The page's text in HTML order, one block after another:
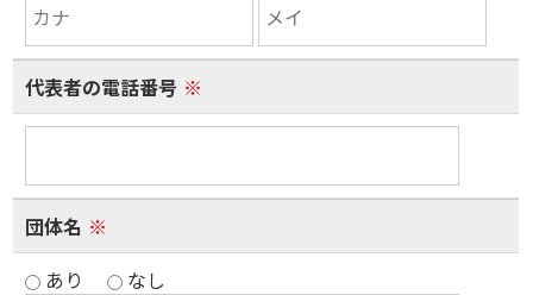
代表者の電話番号 ※
団体名 ※
あり
なし